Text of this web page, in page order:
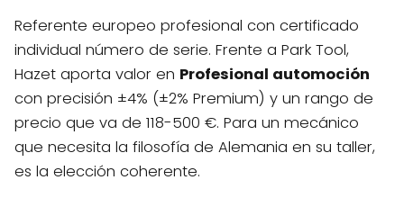
Referente europeo profesional con certificado
individual número de serie. Frente a Park Tool,
Hazet aporta valor en Profesional automoción
con precisión ±4% (±2% Premium) y un rango de
precio que va de 118-500 €. Para un mecánico
que necesita la filosofía de Alemania en su taller,
es la elección coherente.